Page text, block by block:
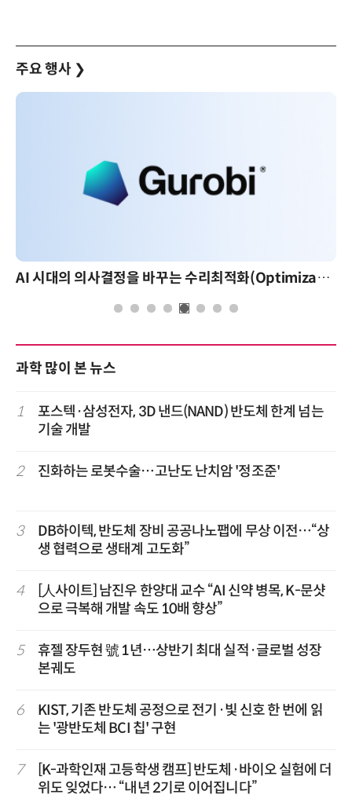
주요 행사 ❯
AI 시대의 의사결정을 바꾸는 수리최적화(Optimization): 실제 산업 적용 사례와 활용 전략
과학 많이 본 뉴스
1
포스텍·삼성전자, 3D 낸드(NAND) 반도체 한계 넘는
기술 개발
2 진화하는 로봇수술…고난도 난치암 '정조준'
3
DB하이텍, 반도체 장비 공공나노팹에 무상 이전…“상
생 협력으로 생태계 고도화”
4
[人사이트] 남진우 한양대 교수 “AI 신약 병목, K-문샷
으로 극복해 개발 속도 10배 향상”
5
휴젤 장두현 號 1년…상반기 최대 실적·글로벌 성장
본궤도
6
KIST, 기존 반도체 공정으로 전기·빛 신호 한 번에 읽
는 '광반도체 BCI 칩' 구현
7
[K-과학인재 고등학생 캠프] 반도체·바이오 실험에 더
위도 잊었다… “내년 2기로 이어집니다”